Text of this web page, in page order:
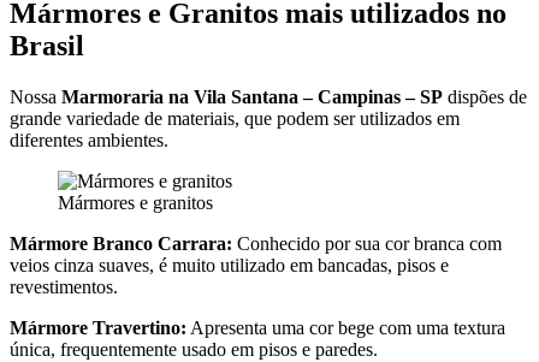
Mármores e Granitos mais utilizados no
Brasil
Nossa Marmoraria na Vila Santana – Campinas – SP dispões de
grande variedade de materiais, que podem ser utilizados em
diferentes ambientes.
Mármores e granitos
Mármore Branco Carrara: Conhecido por sua cor branca com
veios cinza suaves, é muito utilizado em bancadas, pisos e
revestimentos.
Mármore Travertino: Apresenta uma cor bege com uma textura
única, frequentemente usado em pisos e paredes.